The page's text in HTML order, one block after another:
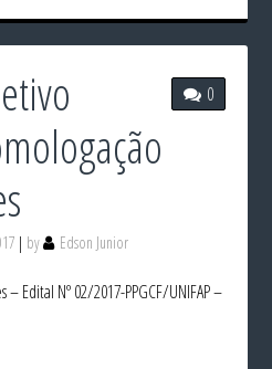
0
by Edson Junior
Edital Nº 02/2017-PPGCF/UNIFAP –